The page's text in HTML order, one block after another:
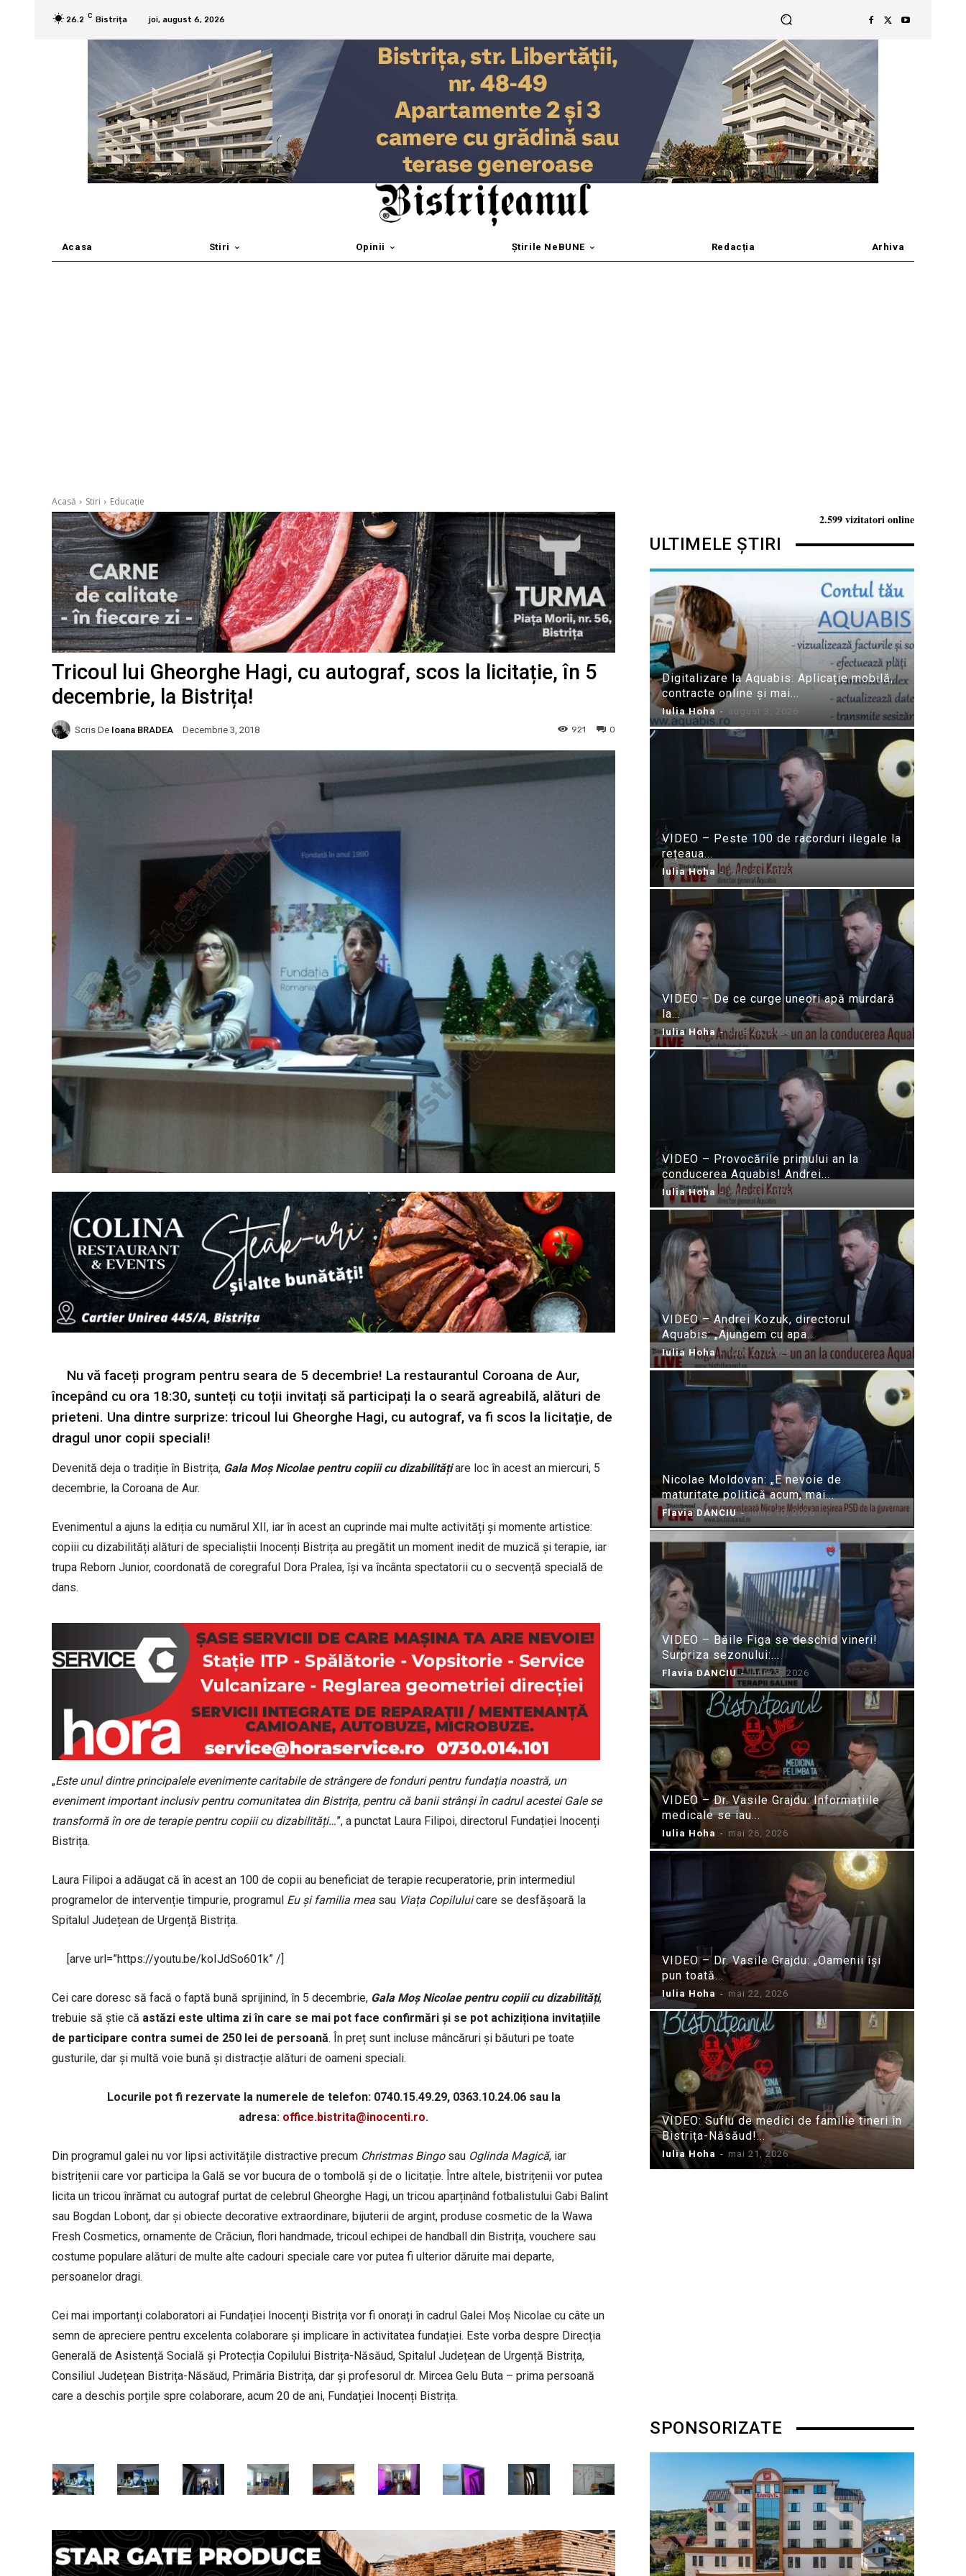
26.2 C Bistrița joi, august 6, 2026
Acasa Stiri Opinii Știrile NeBUNE Redacția Arhiva
Acasă Stiri Educație
Tricoul lui Gheorghe Hagi, cu autograf, scos la licitație, în 5
decembrie, la Bistrița!
Scris De Ioana BRADEA Decembrie 3, 2018 0
921
Nu vă faceți program pentru seara de 5 decembrie! La restaurantul Coroana de Aur,
începând cu ora 18:30, sunteți cu toții invitați să participați la o seară agreabilă, alături de
prieteni. Una dintre surprize: tricoul lui Gheorghe Hagi, cu autograf, va fi scos la licitație, de
dragul unor copii speciali!
Devenită deja o tradiție în Bistrița, Gala Moș Nicolae pentru copiii cu dizabilitățiare loc în acest an miercuri, 5
decembrie, la Coroana de Aur.
Evenimentul a ajuns la ediția cu numărul XII, iar în acest an cuprinde mai multe activități și momente artistice:
copiii cu dizabilități alături de specialiștii Inocenți Bistrița au pregătit un moment inedit de muzică și terapie, iar
trupa Reborn Junior, coordonată de coregraful Dora Pralea, își va încânta spectatorii cu o secvență specială de
dans.
„Este unul dintre principalele evenimente caritabile de strângere de fonduri pentru fundația noastră, un
eveniment important inclusiv pentru comunitatea din Bistrița, pentru că banii strânși în cadrul acestei Gale se
transformă în ore de terapie pentru copiii cu dizabilități…”, a punctat Laura Filipoi, directorul Fundației Inocenți
Bistrița.
Laura Filipoi a adăugat că în acest an 100 de copii au beneficiat de terapie recuperatorie, prin intermediul
programelor de intervenție timpurie, programul Eu și familia mea sau Viața Copiluluicare se desfășoară la
Spitalul Județean de Urgență Bistrița.
[arve url=”https://youtu.be/koIJdSo601k” /]
Cei care doresc să facă o faptă bună sprijinind, în 5 decembrie, Gala Moș Nicolae pentru copiii cu dizabilități,
trebuie să știe că astăzi este ultima zi în care se mai pot face confirmări și se pot achiziționa invitațiile
de participare contra sumei de 250 lei de persoană. În preț sunt incluse mâncăruri și băuturi pe toate
gusturile, dar și multă voie bună și distracție alături de oameni speciali.
Locurile pot fi rezervate la numerele de telefon: 0740.15.49.29, 0363.10.24.06 sau la
adresa: office.bistrita@inocenti.ro.
Din programul galei nu vor lipsi activitățile distractive precum Christmas Bingosau Oglinda Magică, iar
bistrițenii care vor participa la Gală se vor bucura de o tombolă și de o licitație. Între altele, bistrițenii vor putea
licita un tricou înrămat cu autograf purtat de celebrul Gheorghe Hagi, un tricou aparținând fotbalistului Gabi Balint
sau Bogdan Lobonț, dar și obiecte decorative extraordinare, bijuterii de argint, produse cosmetic de la Wawa
Fresh Cosmetics, ornamente de Crăciun, flori handmade, tricoul echipei de handball din Bistrița, vouchere sau
costume populare alături de multe alte cadouri speciale care vor putea fi ulterior dăruite mai departe,
persoanelor dragi.
Cei mai importanți colaboratori ai Fundației Inocenți Bistrița vor fi onorați în cadrul Galei Moș Nicolae cu câte un
semn de apreciere pentru excelenta colaborare și implicare în activitatea fundației. Este vorba despre Direcția
Generală de Asistență Socială și Protecția Copilului Bistrița-Năsăud, Spitalul Județean de Urgență Bistrița,
Consiliul Județean Bistrița-Năsăud, Primăria Bistrița, dar și profesorul dr. Mircea Gelu Buta – prima persoană
care a deschis porțile spre colaborare, acum 20 de ani, Fundației Inocenți Bistrița.
2.599 vizitatori online
ULTIMELE ȘTIRI
Digitalizare la Aquabis: Aplicație mobilă,
contracte online și mai...
Iulia Hoha - august 3, 2026
VIDEO – Peste 100 de racorduri ilegale la
rețeaua...
Iulia Hoha - iulie 31, 2026
VIDEO – De ce curge uneori apă murdară
la...
Iulia Hoha - iulie 24, 2026
VIDEO – Provocările primului an la
conducerea Aquabis! Andrei...
Iulia Hoha - iulie 21, 2026
VIDEO – Andrei Kozuk, directorul
Aquabis: „Ajungem cu apa...
Iulia Hoha - iulie 21, 2026
Nicolae Moldovan: „E nevoie de
maturitate politică acum, mai...
Flavia DANCIU - iunie 10, 2026
VIDEO – Băile Figa se deschid vineri!
Surpriza sezonului:...
Flavia DANCIU - iunie 9, 2026
VIDEO – Dr. Vasile Grajdu: Informațiile
medicale se iau...
Iulia Hoha - mai 26, 2026
VIDEO – Dr. Vasile Grajdu: „Oamenii își
pun toată...
Iulia Hoha - mai 22, 2026
VIDEO: Suflu de medici de familie tineri în
Bistrița-Năsăud!...
Iulia Hoha - mai 21, 2026
SPONSORIZATE